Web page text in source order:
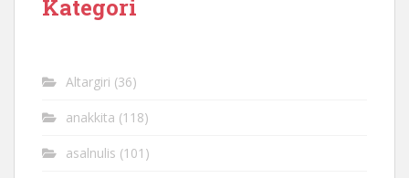
Kategori
Altargiri (36)
anakkita (118)
asalnulis (101)